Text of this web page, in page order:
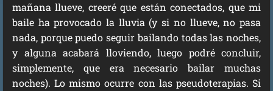
mañana llueve, creeré que están conectados, que mi
baile ha provocado la lluvia (y si no llueve, no pasa
nada, porque puedo seguir bailando todas las noches,
y alguna acabará lloviendo, luego podré concluir,
simplemente, que era necesario bailar muchas
noches). Lo mismo ocurre con las pseudoterapias. Si